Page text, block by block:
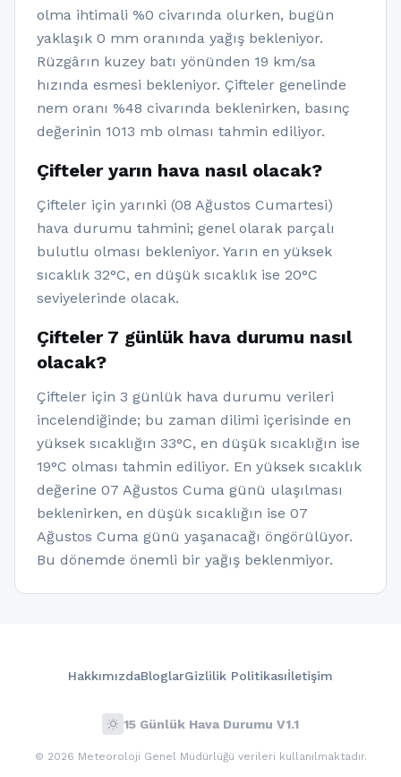
olma ihtimali %0 civarında olurken, bugün
yaklaşık 0 mm oranında yağış bekleniyor.
Rüzgârın kuzey batı yönünden 19 km/sa
hızında esmesi bekleniyor. Çifteler genelinde
nem oranı %48 civarında beklenirken, basınç
değerinin 1013 mb olması tahmin ediliyor.
Çifteler yarın hava nasıl olacak?
Çifteler için yarınki (08 Ağustos Cumartesi)
hava durumu tahmini; genel olarak parçalı
bulutlu olması bekleniyor. Yarın en yüksek
sıcaklık 32°C, en düşük sıcaklık ise 20°C
seviyelerinde olacak.
Çifteler 7 günlük hava durumu nasıl
olacak?
Çifteler için 3 günlük hava durumu verileri
incelendiğinde; bu zaman dilimi içerisinde en
yüksek sıcaklığın 33°C, en düşük sıcaklığın ise
19°C olması tahmin ediliyor. En yüksek sıcaklık
değerine 07 Ağustos Cuma günü ulaşılması
beklenirken, en düşük sıcaklığın ise 07
Ağustos Cuma günü yaşanacağı öngörülüyor.
Bu dönemde önemli bir yağış beklenmiyor.
HakkımızdaBloglarGizlilik Politikasıİletişim
wb_sunny 15 Günlük Hava Durumu V1.1
© 2026 Meteoroloji Genel Müdürlüğü verileri kullanılmaktadır.